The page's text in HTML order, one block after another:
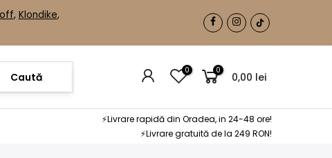
, Klondike,
Caută 0 0 0,00 lei
⚡Livrare rapidă din Oradea, in 24-48 ore!
⚡Livrare gratuită de la 249 RON!